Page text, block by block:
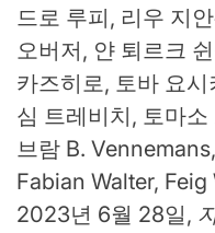
드로 루피, 리우 지
오버저, 얀 퇴르크
카즈히로, 토바 요
심 트레비치, 토마
브람 B.
Fabian Walter,
2023년 6월 28일,